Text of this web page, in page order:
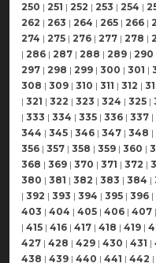
250 | 251 | 252 | 253 | 254 |
262 | 263 | 264 | 265 | 266 |
274 | 275 | 276 | 277 | 278 |
| 286 | 287 | 288 | 289 | 290
297 | 298 | 299 | 300 | 301 |
308 | 309 | 310 | 311 | 312 |
| 321 | 322 | 323 | 324 | 325 |
| 333 | 334 | 335 | 336 | 337 |
344 | 345 | 346 | 347 | 348 |
356 | 357 | 358 | 359 | 360 |
368 | 369 | 370 | 371 | 372 |
380 | 381 | 382 | 383 | 384 |
| 392 | 393 | 394 | 395 | 396 |
403 | 404 | 405 | 406 | 407 |
| 415 | 416 | 417 | 418 | 419 |
427 | 428 | 429 | 430 | 431 |
438 | 439 | 440 | 441 | 442 |